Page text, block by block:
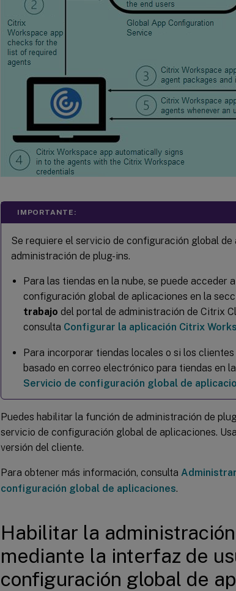
IMPORTANTE:
Se requiere el servicio de configuración global
administración de plug-ins.
Para las tiendas en la nube, se puede acceder
configuración global de aplicaciones en la
trabajo del portal de administración de Citrix
consulta Configurar la aplicación Citrix
Para incorporar tiendas locales o si los
basado en correo electrónico para tiendas en
Servicio de configuración global de
Puedes habilitar la función de administración de
servicio de configuración global de aplicaciones.
versión del cliente.
Para obtener más información, consulta
configuración global de aplicaciones.
Habilitar la
mediante la interfaz de
configuración global de